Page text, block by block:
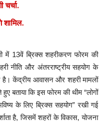
चर्चा.
शामिल.
में 13वें ब्रिक्स शहरीकरण फोरम की
नीति और अंतरराष्ट्रीय सहयोग के
है। केंद्रीय आवासन और शहरी मामलों
बताया कि इस फोरम की थीम “लोगों
के लिए ब्रिक्स सहयोग” रखी गई
है, जिसमें शहरों के विकास, योजना